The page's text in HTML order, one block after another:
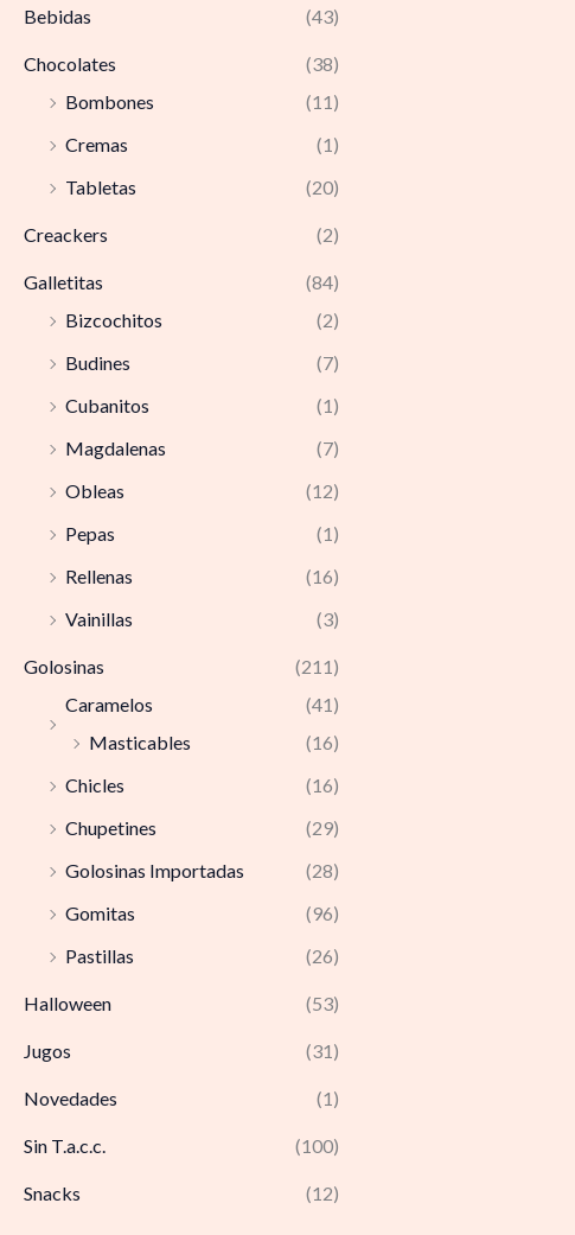
Bebidas (43)
Chocolates
(38)
Bombones
(11)
Cremas
(1)
Tabletas
(20)
Creackers (2)
Galletitas
(84)
Bizcochitos
(2)
Budines
(7)
Cubanitos
(1)
Magdalenas
(7)
Obleas
(12)
Pepas
(1)
Rellenas
(16)
Vainillas
(3)
Golosinas
(211)
Caramelos
(41)
Masticables
(16)
Chicles
(16)
Chupetines
(29)
Golosinas Importadas
(28)
Gomitas
(96)
Pastillas
(26)
Halloween (53)
Jugos (31)
Novedades (1)
Sin T.a.c.c. (100)
Snacks (12)